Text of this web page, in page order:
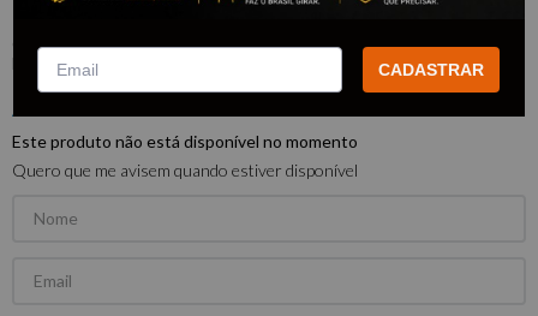
:2511
ROTTA 376
Este produto não está disponível no momento
Quero que me avisem quando estiver disponível
CADASTRAR